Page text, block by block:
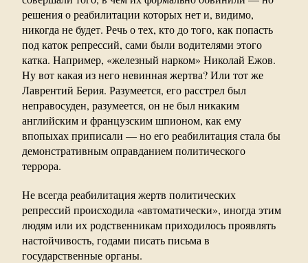
решения о реабилитации которых нет и, видимо,
никогда не будет. Речь о тех, кто до того, как попасть
под каток репрессий, сами были водителями этого
катка. Например, «железный нарком» Николай Ежов.
Ну вот какая из него невинная жертва? Или тот же
Лаврентий Берия. Разумеется, его расстрел был
неправосуден, разумеется, он не был никаким
английским и французским шпионом, как ему
впопыхах приписали — но его реабилитация стала бы
демонстративным оправданием политического
террора.
Не всегда реабилитация жертв политических
репрессий происходила «автоматически», иногда этим
людям или их родственникам приходилось проявлять
настойчивость, годами писать письма в
государственные органы.